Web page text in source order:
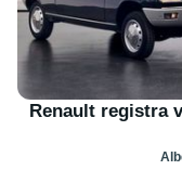
Renault registra